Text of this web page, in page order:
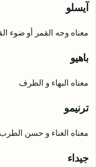
آيسلو
معناه وجه القمر أو ضوء
باهيو
معناه البهاء و الظرف
ترنيمو
معناه الغناء و حسن الطرب
جيداء